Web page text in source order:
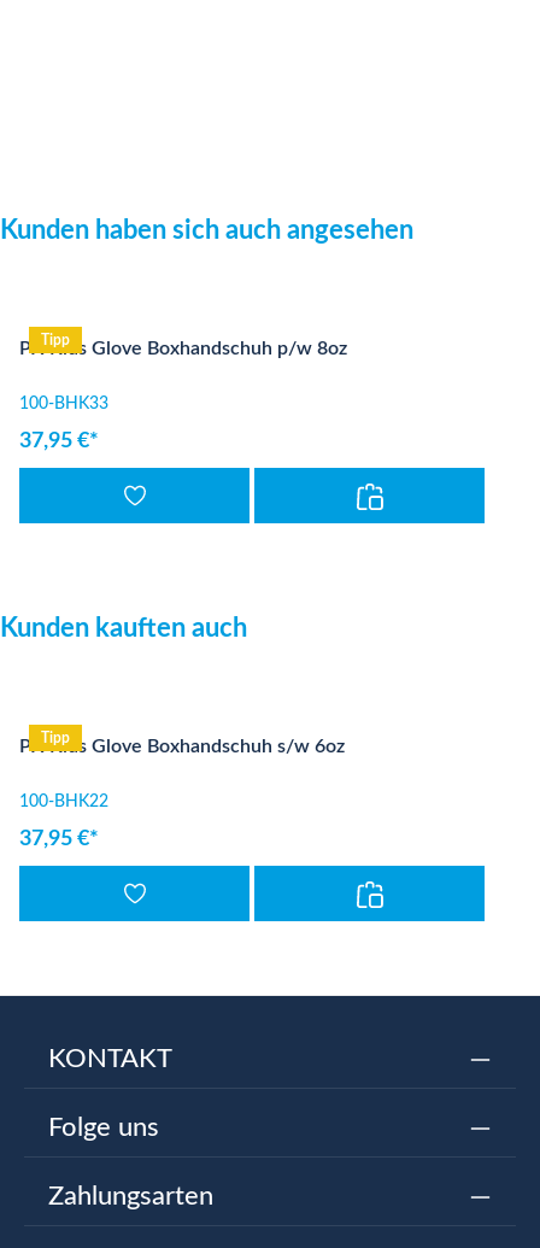
Produktgalerie überspringen
Kunden haben sich auch angesehen
Tipp
PX Kids Glove Boxhandschuh p/w 8oz
100-BHK33
37,95 €*
Produktgalerie überspringen
Kunden kauften auch
Tipp
PX Kids Glove Boxhandschuh s/w 6oz
100-BHK22
37,95 €*
KONTAKT
Folge uns
Zahlungsarten